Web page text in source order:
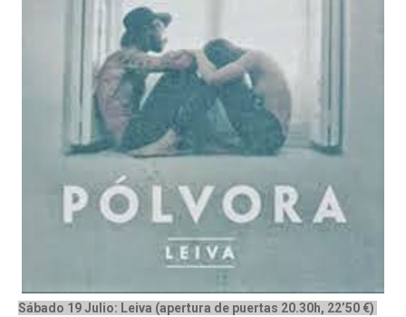
Sábado 19 Julio: Leiva (apertura de puertas 20.30h, 22’50 €)